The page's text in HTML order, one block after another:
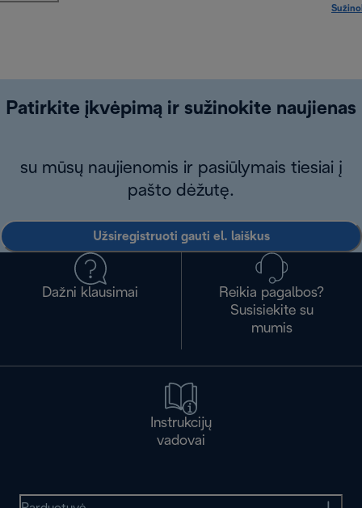
Patirkite įkvėpimą ir sužinokite naujienas
su mūsų naujienomis ir pasiūlymais tiesiai į
pašto dėžutę.
Užsiregistruoti gauti el. laiškus
Dažni klausimai
Reikia pagalbos?
Susisiekite su
mumis
Instrukcijų
vadovai